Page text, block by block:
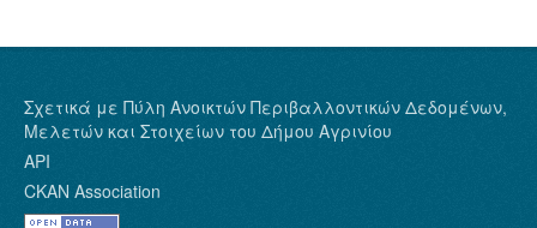
Σχετικά με Πύλη Ανοικτών Περιβαλλοντικών Δεδομένων,
Μελετών και Στοιχείων του Δήμου Αγρινίου
API
CKAN Association